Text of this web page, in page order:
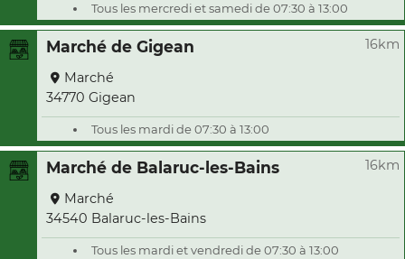
Tous les mercredi et samedi de 07:30 à 13:00
Marché de Gigean 16km
Marché
34770 Gigean
Tous les mardi de 07:30 à 13:00
Marché de Balaruc-les-Bains 16km
Marché
34540 Balaruc-les-Bains
Tous les mardi et vendredi de 07:30 à 13:00